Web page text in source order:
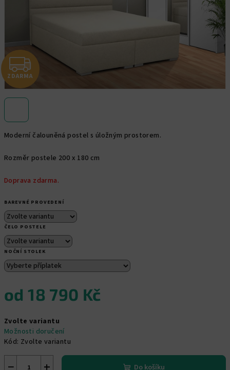
Moderní čalouněná postel s úložným prostorem.
Rozměr postele 200 x 180 cm
Doprava zdarma.
BAREVNÉ PROVEDENÍ
ČELO POSTELE
NOČNÍ STOLEK
od18 790 Kč
cena:
Zvolte variantu
Možnosti doručení
Kód: Zvolte variantu
Do košíku
Z
D
R
M
A
ZDARMA